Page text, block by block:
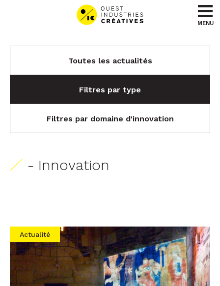
Aller au menu
Aller au contenu
MENU
Toutes les actualités
Filtres par type
Filtres par domaine d'innovation
- Innovation
Actualité